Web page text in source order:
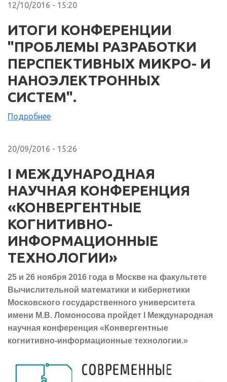
12/10/2016 - 15:20
ИТОГИ КОНФЕРЕНЦИИ
"ПРОБЛЕМЫ РАЗРАБОТКИ
ПЕРСПЕКТИВНЫХ МИКРО- И
НАНОЭЛЕКТРОННЫХ
СИСТЕМ".
Подробнее
20/09/2016 - 15:26
I МЕЖДУНАРОДНАЯ
НАУЧНАЯ КОНФЕРЕНЦИЯ
«КОНВЕРГЕНТНЫЕ
КОГНИТИВНО-
ИНФОРМАЦИОННЫЕ
ТЕХНОЛОГИИ»
25 и 26 ноября 2016 года в Москве на факультете
Вычислительной математики и кибернетики
Московского государственного университета
имени М.В. Ломоносова пройдет I Международная
научная конференция «Конвергентные
когнитивно-информационные технологии.»